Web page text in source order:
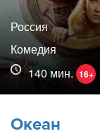
Россия
Комедия
140 мин. 16+
Океан